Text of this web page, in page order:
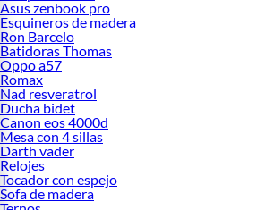
Asus zenbook pro
Esquineros de madera
Ron Barcelo
Batidoras Thomas
Oppo a57
Romax
Nad resveratrol
Ducha bidet
Canon eos 4000d
Mesa con 4 sillas
Darth vader
Relojes
Tocador con espejo
Sofa de madera